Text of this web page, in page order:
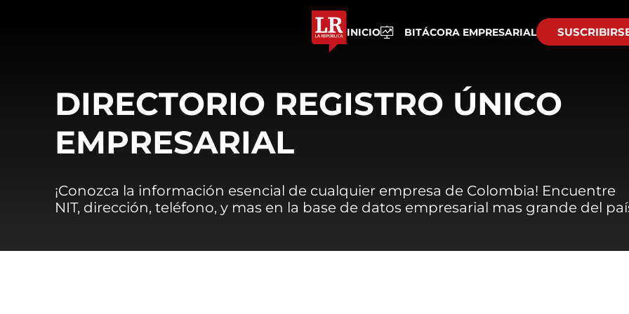
INICIO BITÁCORA EMPRESARIAL
DIRECTORIO REGISTRO ÚNICO
EMPRESARIAL
¡Conozca la información esencial de cualquier empresa de Colombia! Encuentre
NIT, dirección, teléfono, y mas en la base de datos empresarial mas grande del